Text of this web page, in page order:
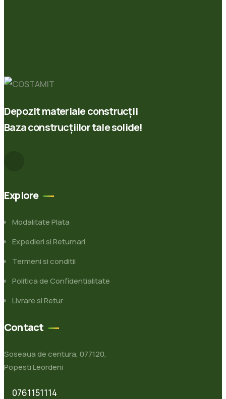
Depozit materiale construcții
Baza construcțiilor tale solide!
Explore
Modalitate Plata
Expedieri si Returnari
Termeni si conditii
Politica de Confidentialitate
Livrare si Retur
Contact
Soseaua de centura, 077120,
Popesti Leordeni
0761151114